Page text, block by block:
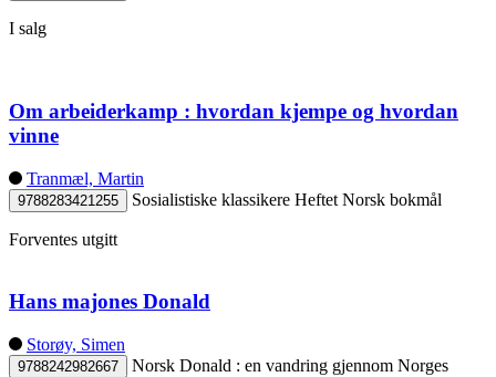
I salg
Om arbeiderkamp : hvordan kjempe og hvordan
vinne
Tranmæl, Martin
9788283421255 Sosialistiske klassikere Heftet Norsk bokmål
Forventes utgitt
Hans majones Donald
Storøy, Simen
9788242982667
Norsk Donald : en vandring gjennom Norges